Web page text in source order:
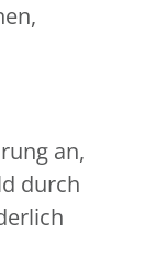
an,
durch